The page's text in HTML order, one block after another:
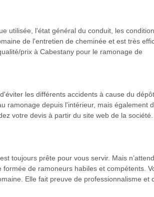
utilisée, l'état général du conduit, les
de l'entretien de cheminée et est très
prix à Cabestany pour le ramonage de
les différents accidents à cause du
ramonage depuis l'intérieur, mais également
votre devis à partir du site web de la
toujours prête pour vous servir. Mais
formée de ramoneurs habiles et compétents.
Elle fait preuve de professionnalisme et